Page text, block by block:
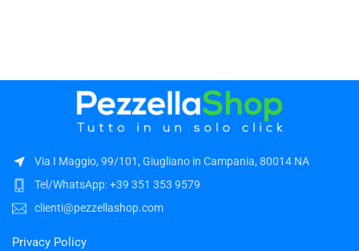
Via I Maggio, 99/101, Giugliano in Campania, 80014 NA
Tel/WhatsApp: +39 351 353 9579
clienti@pezzellashop.com
Privacy Policy